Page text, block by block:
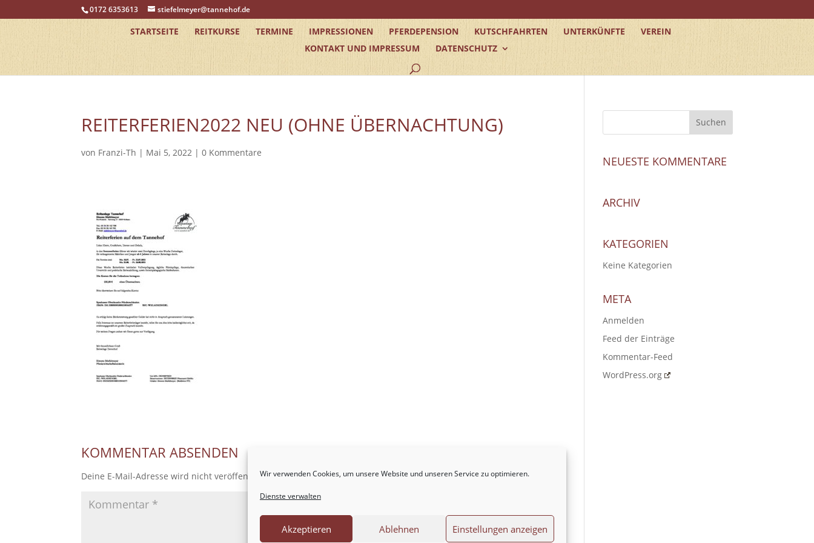
Wir verwenden Cookies, um unsere Website und unseren Service zu optimieren.
Dienste verwalten
Akzeptieren Ablehnen Einstellungen anzeigen
0172 6353613 stiefelmeyer@tannehof.de
STARTSEITE REITKURSE TERMINE IMPRESSIONEN PFERDEPENSION KUTSCHFAHRTEN UNTERKÜNFTE
VEREIN
KONTAKT UND IMPRESSUM
DATENSCHUTZ
REITERFERIEN2022 NEU (OHNE ÜBERNACHTUNG)
von Franzi-Th | Mai 5, 2022 |0 Kommentare
KOMMENTAR ABSENDEN
Deine E-Mail-Adresse wird nicht veröffentlicht. Erforderliche Felder sind mit*markiert
NEUESTE KOMMENTARE
ARCHIV
KATEGORIEN
Keine Kategorien
META
Anmelden
Feed der Einträge
Kommentar-Feed
WordPress.org